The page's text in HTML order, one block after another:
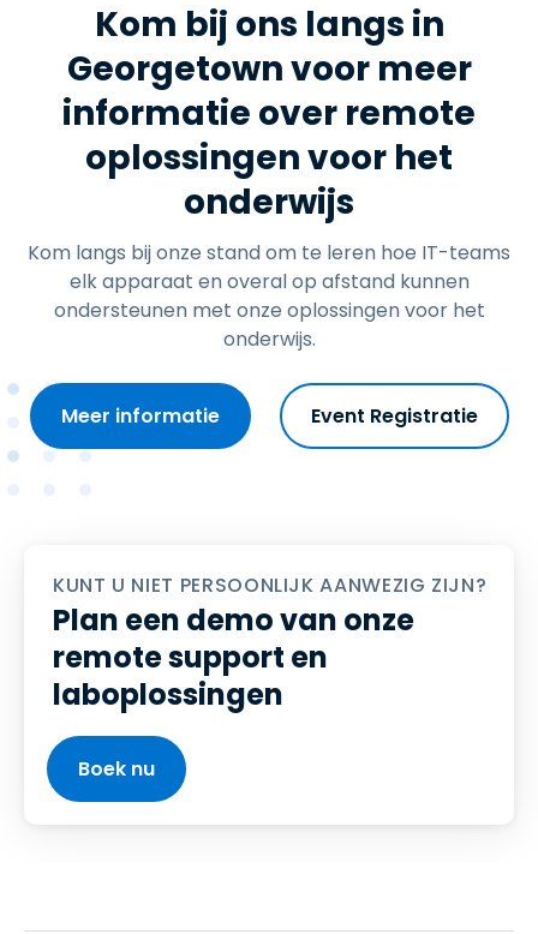
Kom bij ons langs in
Georgetown voor meer
informatie over remote
oplossingen voor het
onderwijs
Kom langs bij onze stand om te leren hoe IT-teams
elk apparaat en overal op afstand kunnen
ondersteunen met onze oplossingen voor het
onderwijs.
Meer informatie Event Registratie
KUNT U NIET PERSOONLIJK AANWEZIG ZIJN?
Plan een demo van onze
remote support en
laboplossingen
Boek nu